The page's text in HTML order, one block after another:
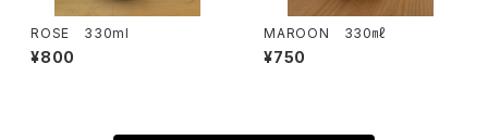
ROSE 330ml
¥800
MAROON 330㎖
¥750